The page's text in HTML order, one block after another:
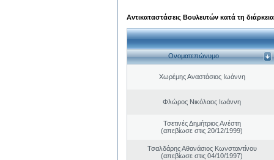
Αντικαταστάσεις Βουλευτών κατά τη
Ονοματεπώνυμο
Χωρέμης Αναστάσιος Ιωάννη
Φλώρος Νικόλαος Ιωάννη
Τσετινές Δημήτριος Ανέστη
(απεβίωσε στις 20/12/1999)
Τσαλδάρης Αθανάσιος Κωνσταντίνου
(απεβίωσε στις 04/10/1997)